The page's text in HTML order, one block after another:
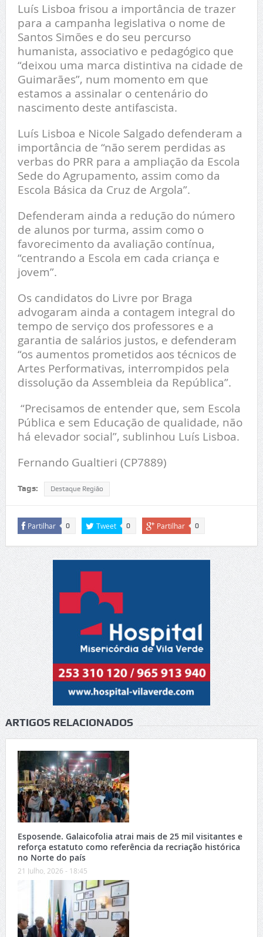
Luís Lisboa frisou a importância de trazer
para a campanha legislativa o nome de
Santos Simões e do seu percurso
humanista, associativo e pedagógico que
“deixou uma marca distintiva na cidade de
Guimarães”, num momento em que
estamos a assinalar o centenário do
nascimento deste antifascista.
Luís Lisboa e Nicole Salgado defenderam a
importância de “não serem perdidas as
verbas do PRR para a ampliação da Escola
Sede do Agrupamento, assim como da
Escola Básica da Cruz de Argola”.
Defenderam ainda a redução do número
de alunos por turma, assim como o
favorecimento da avaliação contínua,
“centrando a Escola em cada criança e
jovem”.
Os candidatos do Livre por Braga
advogaram ainda a contagem integral do
tempo de serviço dos professores e a
garantia de salários justos, e defenderam
“os aumentos prometidos aos técnicos de
Artes Performativas, interrompidos pela
dissolução da Assembleia da República”.
“Precisamos de entender que, sem Escola
Pública e sem Educação de qualidade, não
há elevador social”, sublinhou Luís Lisboa.
Fernando Gualtieri (CP7889)
Tags: Destaque Região
Partilhar 0 Tweet 0 Partilhar 0
ARTIGOS RELACIONADOS
Esposende. Galaicofolia atrai mais de 25 mil visitantes e
reforça estatuto como referência da recriação histórica
no Norte do país
21 Julho, 2026 - 18:45